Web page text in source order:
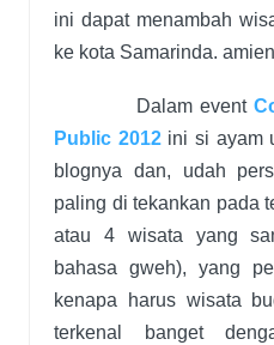
ini dapat menambah
ke kota Samarinda.
Dalam event
Public 2012 ini si ayam
blognya dan, udah
paling di tekankan pada
atau 4 wisata yang
bahasa gweh), yang
kenapa harus wisata
terkenal banget